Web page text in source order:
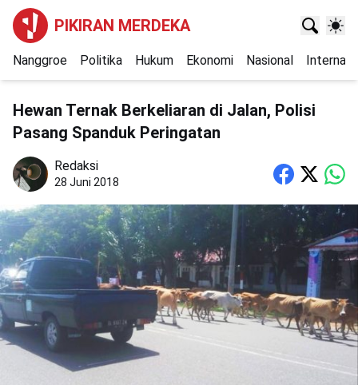
PIKIRAN MERDEKA
Nanggroe Politika Hukum Ekonomi Nasional
Hewan Ternak Berkeliaran di Jalan, Polisi
Pasang Spanduk Peringatan
Redaksi
28 Juni 2018